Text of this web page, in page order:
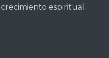
espiritual.